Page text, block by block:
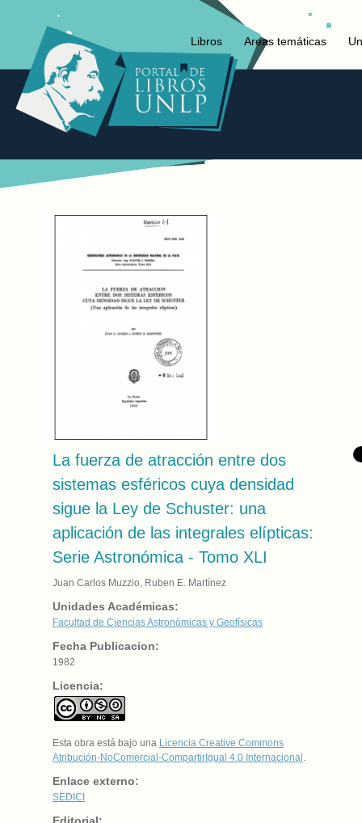
Libros Areas temáticas
La fuerza de atracción entre dos
sistemas esféricos cuya densidad
sigue la Ley de Schuster: una
aplicación de las integrales elípticas:
Serie Astronómica - Tomo XLI
Juan Carlos Muzzio, Ruben E. Martínez
Unidades Académicas:
Facultad de Ciencias Astronómicas y Geofísicas
Fecha Publicacion:
1982
Licencia:
Esta obra está bajo una Licencia Creative Commons
Atribución-NoComercial-CompartirIgual 4.0 Internacional
Enlace externo:
SEDICI
Editorial: